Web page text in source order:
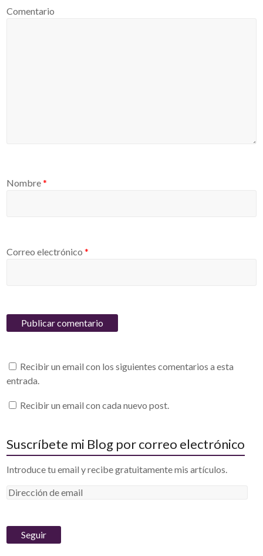
Comentario
Nombre*
Correo electrónico*
Recibir un email con los siguientes comentarios a esta
entrada.
Recibir un email con cada nuevo post.
Suscríbete mi Blog por correo electrónico
Introduce tu email y recibe gratuitamente mis artículos.
D